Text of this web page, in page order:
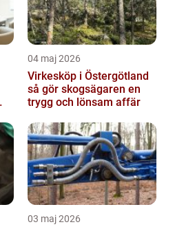
04 maj 2026
Virkesköp i Östergötland
så gör skogsägaren en
trygg och lönsam affär
03 maj 2026